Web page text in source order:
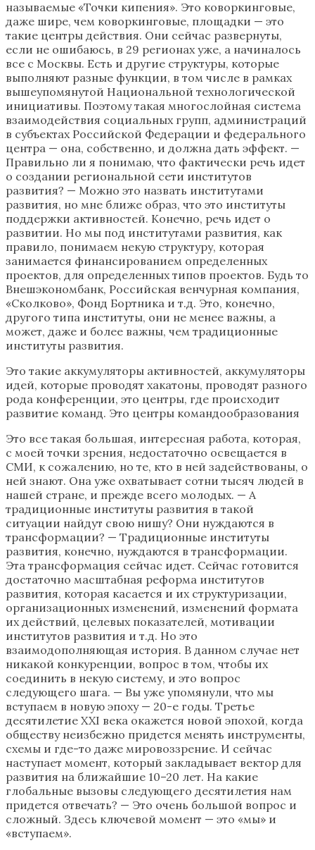
называемые «Точки кипения». Это коворкинговые,
даже шире, чем коворкинговые, площадки — это
такие центры действия. Они сейчас развернуты,
если не ошибаюсь, в 29 регионах уже, а начиналось
все с Москвы. Есть и другие структуры, которые
выполняют разные функции, в том числе в рамках
вышеупомянутой Национальной технологической
инициативы. Поэтому такая многослойная система
взаимодействия социальных групп, администраций
в субъектах Российской Федерации и федерального
центра — она, собственно, и должна дать эффект. —
Правильно ли я понимаю, что фактически речь идет
о создании региональной сети институтов
развития? — Можно это назвать институтами
развития, но мне ближе образ, что это институты
поддержки активностей. Конечно, речь идет о
развитии. Но мы под институтами развития, как
правило, понимаем некую структуру, которая
занимается финансированием определенных
проектов, для определенных типов проектов. Будь то
Внешэкономбанк, Российская венчурная компания,
«Сколково», Фонд Бортника и т.д. Это, конечно,
другого типа институты, они не менее важны, а
может, даже и более важны, чем традиционные
институты развития.
Это такие аккумуляторы активностей, аккумуляторы
идей, которые проводят хакатоны, проводят разного
рода конференции, это центры, где происходит
развитие команд. Это центры командообразования
Это все такая большая, интересная работа, которая,
с моей точки зрения, недостаточно освещается в
СМИ, к сожалению, но те, кто в ней задействованы, о
ней знают. Она уже охватывает сотни тысяч людей в
нашей стране, и прежде всего молодых. — А
традиционные институты развития в такой
ситуации найдут свою нишу? Они нуждаются в
трансформации? — Традиционные институты
развития, конечно, нуждаются в трансформации.
Эта трансформация сейчас идет. Сейчас готовится
достаточно масштабная реформа институтов
развития, которая касается и их структуризации,
организационных изменений, изменений формата
их действий, целевых показателей, мотивации
институтов развития и т.д. Но это
взаимодополняющая история. В данном случае нет
никакой конкуренции, вопрос в том, чтобы их
соединить в некую систему, и это вопрос
следующего шага. — Вы уже упомянули, что мы
вступаем в новую эпоху — 20-е годы. Третье
десятилетие XXI века окажется новой эпохой, когда
обществу неизбежно придется менять инструменты,
схемы и где-то даже мировоззрение. И сейчас
наступает момент, который закладывает вектор для
развития на ближайшие 10–20 лет. На какие
глобальные вызовы следующего десятилетия нам
придется отвечать? — Это очень большой вопрос и
сложный. Здесь ключевой момент — это «мы» и
«вступаем».